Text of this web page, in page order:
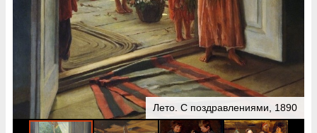
Лето. С поздравлениями, 1890